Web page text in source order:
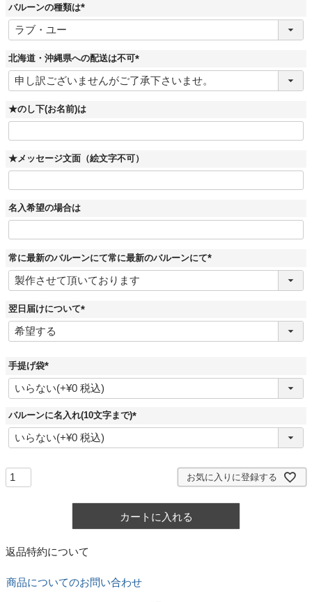
バルーンの種類は
(
須
北海道・沖縄県への配送は不可
(
必
須
★のし下(お名前)は
★メッセージ文面（絵文字不可）
名入希望の場合は
常に最新のバルーンにて常に最新のバルーンにて
(
須
翌日届けについて
(
須
手提げ袋
(
必
須
)
バルーンに名入れ(10文字まで)
(
須
お気に入りに登録する
カートに入れる
返品特約について
商品についてのお問い合わせ